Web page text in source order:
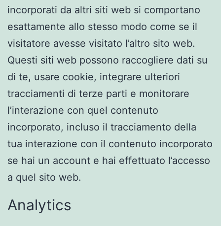
incorporati da altri siti web si comportano
esattamente allo stesso modo come se il
visitatore avesse visitato l’altro sito web.
Questi siti web possono raccogliere dati su
di te, usare cookie, integrare ulteriori
tracciamenti di terze parti e monitorare
l’interazione con quel contenuto
incorporato, incluso il tracciamento della
tua interazione con il contenuto incorporato
se hai un account e hai effettuato l’accesso
a quel sito web.
Analytics